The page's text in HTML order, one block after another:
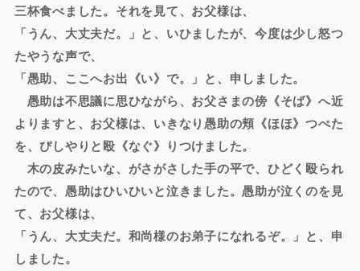
三杯食べました。それを見て、お父様は、
「うん、大丈夫だ。」と、いひましたが、今度は少し怒つ
たやうな声で、
「愚助、ここへお出《い》で。」と、申しました。
愚助は不思議に思ひながら、お父さまの傍《そば》へ近
よりますと、お父様は、いきなり愚助の頬《ほほ》つぺた
を、ぴしやりと殴《なぐ》りつけました。
木の皮みたいな、がさがさした手の平で、ひどく殴られ
たので、愚助はひいひいと泣きました。愚助が泣くのを見
て、お父様は、
「うん、大丈夫だ。和尚様のお弟子になれるぞ。」と、申
しました。